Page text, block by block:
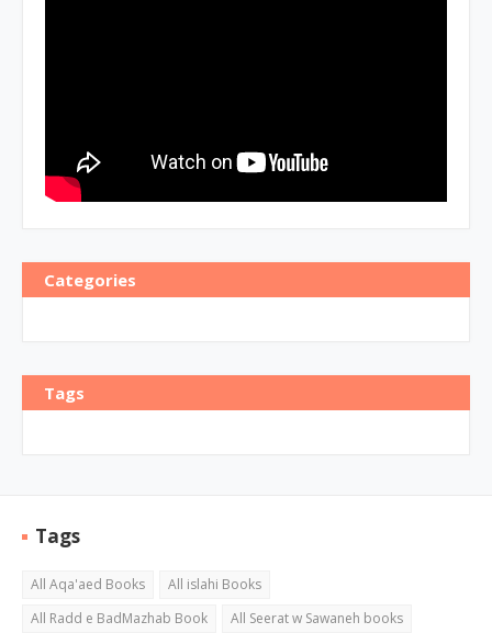
Categories
Tags
Tags
All Aqa'aed Books
All islahi Books
All Radd e BadMazhab Book
All Seerat w Sawaneh books